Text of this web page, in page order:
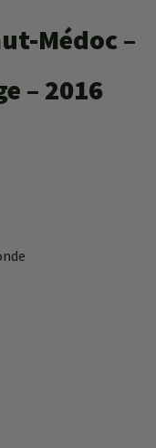
Médoc –
– 2016